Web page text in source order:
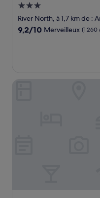
Hébergement
3.0 étoiles
River North, à 1,7 km de :
9.2
9,2/10 Merveilleux (1 260